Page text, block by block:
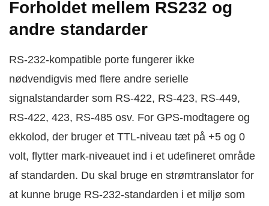
Forholdet mellem RS232 og
andre standarder
RS-232-kompatible porte fungerer ikke
nødvendigvis med flere andre serielle
signalstandarder som RS-422, RS-423, RS-449,
RS-422, 423, RS-485 osv. For GPS-modtagere og
ekkolod, der bruger et TTL-niveau tæt på +5 og 0
volt, flytter mark-niveauet ind i et udefineret område
af standarden. Du skal bruge en strømtranslator for
at kunne bruge RS-232-standarden i et miljø som